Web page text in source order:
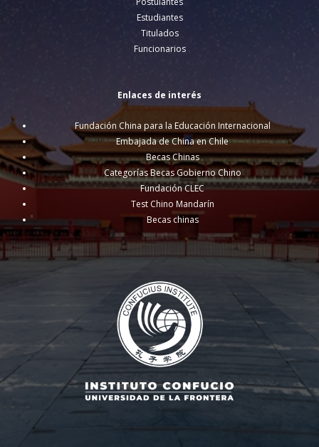
Estudiantes
Titulados
Funcionarios
Enlaces de interés
Fundación China para la Educación Internacional
Embajada de China en Chile
Becas Chinas
Categorías Becas Gobierno Chino
Fundación CLEC
Test Chino Mandarín
Becas chinas